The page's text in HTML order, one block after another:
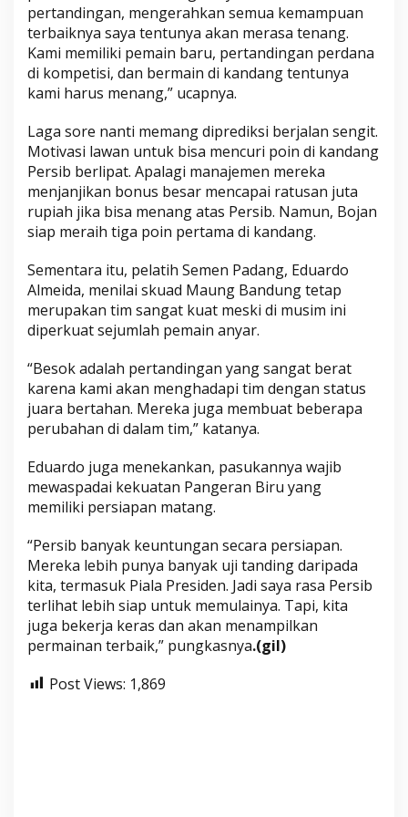
pertandingan, mengerahkan semua kemampuan
terbaiknya saya tentunya akan merasa tenang.
Kami memiliki pemain baru, pertandingan perdana
di kompetisi, dan bermain di kandang tentunya
kami harus menang,” ucapnya.
Laga sore nanti memang diprediksi berjalan sengit.
Motivasi lawan untuk bisa mencuri poin di kandang
Persib berlipat. Apalagi manajemen mereka
menjanjikan bonus besar mencapai ratusan juta
rupiah jika bisa menang atas Persib. Namun, Bojan
siap meraih tiga poin pertama di kandang.
Sementara itu, pelatih Semen Padang, Eduardo
Almeida, menilai skuad Maung Bandung tetap
merupakan tim sangat kuat meski di musim ini
diperkuat sejumlah pemain anyar.
“Besok adalah pertandingan yang sangat berat
karena kami akan menghadapi tim dengan status
juara bertahan. Mereka juga membuat beberapa
perubahan di dalam tim,” katanya.
Eduardo juga menekankan, pasukannya wajib
mewaspadai kekuatan Pangeran Biru yang
memiliki persiapan matang.
“Persib banyak keuntungan secara persiapan.
Mereka lebih punya banyak uji tanding daripada
kita, termasuk Piala Presiden. Jadi saya rasa Persib
terlihat lebih siap untuk memulainya. Tapi, kita
juga bekerja keras dan akan menampilkan
permainan terbaik,” pungkasnya.(gil)
Post Views: 1,869